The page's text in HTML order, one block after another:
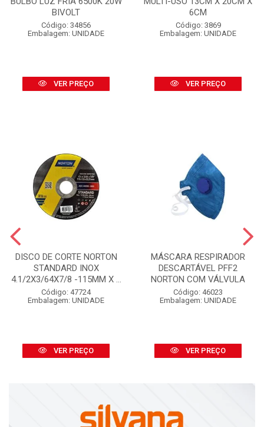
BIVOLT
Código: 34856
Embalagem: UNIDADE
VER PREÇO
6CM
Código: 3869
Embalagem: UNIDADE
VER PREÇO
DISCO DE CORTE NORTON
STANDARD INOX
4.1/2X3/64X7/8 -115MM X ...
Código: 47724
Embalagem: UNIDADE
VER PREÇO
MÁSCARA RESPIRADOR
DESCARTÁVEL PFF2
NORTON COM VÁLVULA
Código: 46023
Embalagem: UNIDADE
VER PREÇO